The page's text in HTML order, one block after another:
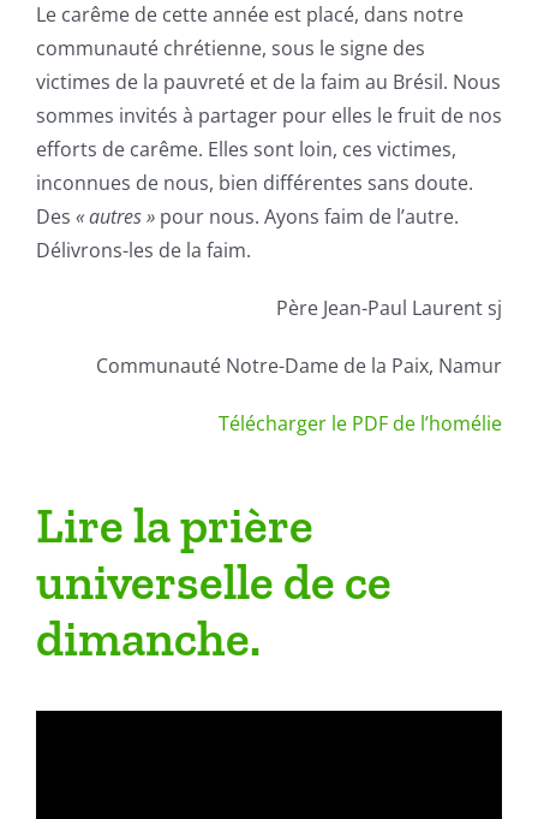
Le carême de cette année est placé, dans notre
communauté chrétienne, sous le signe des
victimes de la pauvreté et de la faim au Brésil. Nous
sommes invités à partager pour elles le fruit de nos
efforts de carême. Elles sont loin, ces victimes,
inconnues de nous, bien différentes sans doute.
Des « autres »pour nous. Ayons faim de l’autre.
Délivrons-les de la faim.
Père Jean-Paul Laurent sj
Communauté Notre-Dame de la Paix, Namur
Télécharger le PDF de l’homélie
Lire la prière
universelle de ce
dimanche.